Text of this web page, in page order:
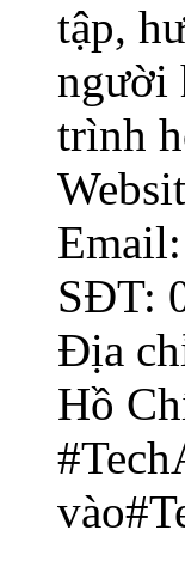
tập,
người
trình
SĐT:
Địa
Hồ